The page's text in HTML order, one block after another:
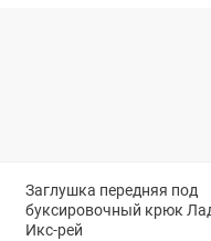
Заглушка передняя под
буксировочный крюк
Икс-рей